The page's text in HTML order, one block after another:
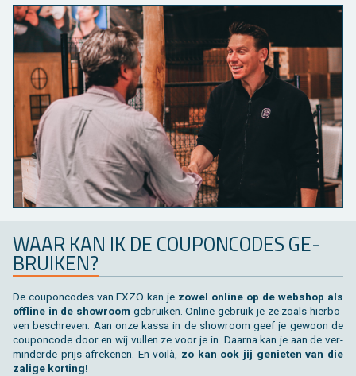
WAAR KAN IK DE COU­PON­CO­DES GE­
BRUI­KEN?
De cou­pon­co­des van EXZO kan je zowel on­li­ne op de web­shop als
of­fli­ne in de show­room ge­brui­ken. On­li­ne ge­bruik je ze zoals hier­bo­
ven be­schre­ven. Aan onze kassa in de show­room geef je ge­woon de
cou­pon­co­de door en wij vul­len ze voor je in. Daar­na kan je aan de ver­
min­der­de prijs af­re­ke­nen. En voilà, zo kan ook jij ge­nie­ten van die
za­li­ge kor­ting!